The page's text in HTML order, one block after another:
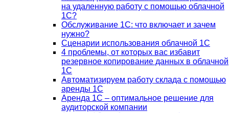
на удаленную работу с помощью облачной
1С?
Обслуживание 1С: что включает и зачем
нужно?
Сценарии использования облачной 1С
4 проблемы, от которых вас избавит
резервное копирование данных в облачной
1С
Автоматизируем работу склада с помощью
аренды 1С
Аренда 1С – оптимальное решение для
аудиторской компании